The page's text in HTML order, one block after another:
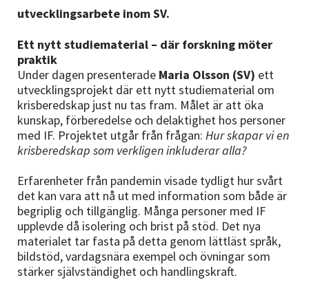
utvecklingsarbete inom SV.
Ett nytt studiematerial – där forskning möter
praktik
Under dagen presenterade Maria Olsson (SV) ett
utvecklingsprojekt där ett nytt studiematerial om
krisberedskap just nu tas fram. Målet är att öka
kunskap, förberedelse och delaktighet hos personer
med IF. Projektet utgår från frågan: Hur skapar vi en
krisberedskap som verkligen inkluderar alla?
Erfarenheter från pandemin visade tydligt hur svårt
det kan vara att nå ut med information som både är
begriplig och tillgänglig. Många personer med IF
upplevde då isolering och brist på stöd. Det nya
materialet tar fasta på detta genom lättläst språk,
bildstöd, vardagsnära exempel och övningar som
stärker självständighet och handlingskraft.